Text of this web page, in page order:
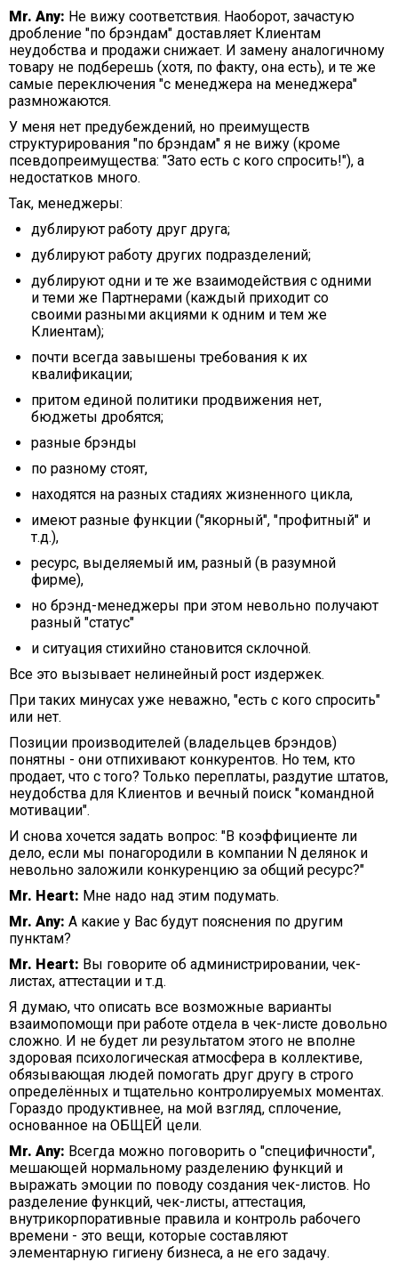
Mr. Any: Не вижу соответствия. Наоборот, зачастую
дробление "по брэндам" доставляет Клиентам
неудобства и продажи снижает. И замену аналогичному
товару не подберешь (хотя, по факту, она есть), и те же
самые переключения "с менеджера на менеджера"
размножаются.
У меня нет предубеждений, но преимуществ
структурирования "по брэндам" я не вижу (кроме
псевдопреимущества: "Зато есть с кого спросить!"), а
недостатков много.
Так, менеджеры:
дублируют работу друг друга;
дублируют работу других подразделений;
дублируют одни и те же взаимодействия с одними
и теми же Партнерами (каждый приходит со
своими разными акциями к одним и тем же
Клиентам);
почти всегда завышены требования к их
квалификации;
притом единой политики продвижения нет,
бюджеты дробятся;
разные брэнды
по разному стоят,
находятся на разных стадиях жизненного цикла,
имеют разные функции ("якорный", "профитный" и
т.д.),
ресурс, выделяемый им, разный (в разумной
фирме),
но брэнд-менеджеры при этом невольно получают
разный "статус"
и ситуация стихийно становится склочной.
Все это вызывает нелинейный рост издержек.
При таких минусах уже неважно, "есть с кого спросить"
или нет.
Позиции производителей (владельцев брэндов)
понятны - они отпихивают конкурентов. Но тем, кто
продает, что с того? Только переплаты, раздутие штатов,
неудобства для Клиентов и вечный поиск "командной
мотивации".
И снова хочется задать вопрос: "В коэффициенте ли
дело, если мы понагородили в компании N делянок и
невольно заложили конкуренцию за общий ресурс?"
Mr. Heart: Мне надо над этим подумать.
Mr. Any: А какие у Вас будут пояснения по другим
пунктам?
Mr. Heart: Вы говорите об администрировании, чек-
листах, аттестации и т.д.
Я думаю, что описать все возможные варианты
взаимопомощи при работе отдела в чек-листе довольно
сложно. И не будет ли результатом этого не вполне
здоровая психологическая атмосфера в коллективе,
обязывающая людей помогать друг другу в строго
определённых и тщательно контролируемых моментах.
Гораздо продуктивнее, на мой взгляд, сплочение,
основанное на ОБЩЕЙ цели.
Mr. Any: Всегда можно поговорить о "специфичности",
мешающей нормальному разделению функций и
выражать эмоции по поводу создания чек-листов. Но
разделение функций, чек-листы, аттестация,
внутрикорпоративные правила и контроль рабочего
времени - это вещи, которые составляют
элементарную гигиену бизнеса, а не его задачу.